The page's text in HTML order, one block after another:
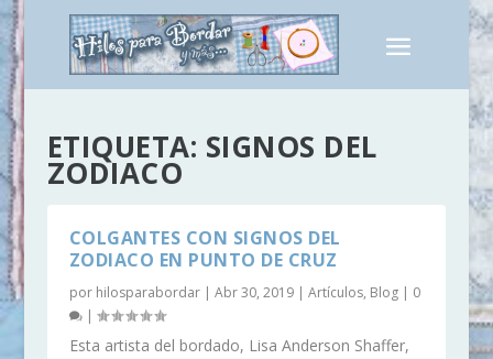
ETIQUETA: SIGNOS DEL
ZODIACO
COLGANTES CON SIGNOS DEL
ZODIACO EN PUNTO DE CRUZ
por hilosparabordar| Abr 30, 2019| Artículos, Blog| 0
|
Esta artista del bordado, Lisa Anderson Shaffer,